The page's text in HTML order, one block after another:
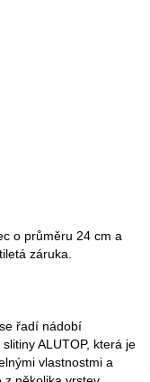
o průměru 24 cm a
záruka.
řadí nádobí
ALUTOP, která je
vlastnostmi a